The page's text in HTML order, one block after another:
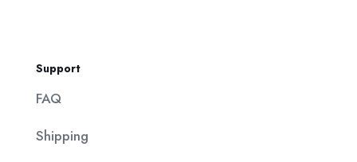
Support
FAQ
Shipping